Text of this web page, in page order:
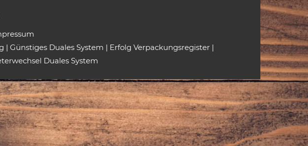
| Günstiges Duales System | Erfolg Verpackungsregister |
Duales System